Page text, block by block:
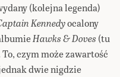
(kolejna legenda)
Kennedyocalony
Hawks & Doves(tu
czym może zawartość
dwie nigdzie